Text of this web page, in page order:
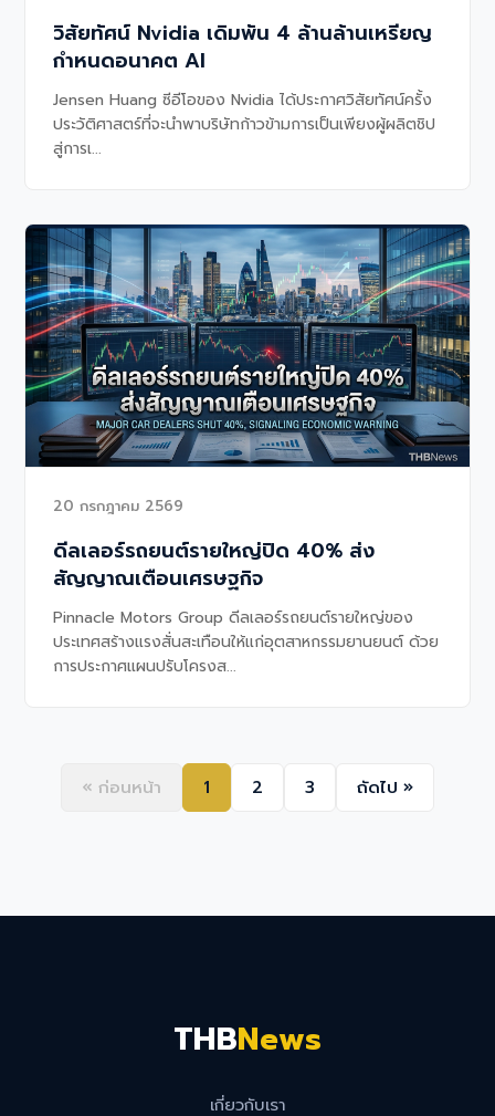
วิสัยทัศน์ Nvidia เดิมพัน 4 ล้านล้านเหรียญ
กำหนดอนาคต AI
Jensen Huang ซีอีโอของ Nvidia ได้ประกาศวิสัยทัศน์ครั้ง
ประวัติศาสตร์ที่จะนำพาบริษัทก้าวข้ามการเป็นเพียงผู้ผลิตชิป
สู่การเ...
20 กรกฎาคม 2569
ดีลเลอร์รถยนต์รายใหญ่ปิด 40% ส่ง
สัญญาณเตือนเศรษฐกิจ
Pinnacle Motors Group ดีลเลอร์รถยนต์รายใหญ่ของ
ประเทศสร้างแรงสั่นสะเทือนให้แก่อุตสาหกรรมยานยนต์ ด้วย
การประกาศแผนปรับโครงส...
« ก่อนหน้า 1 2 3 ถัดไป »
THBNews
เกี่ยวกับเรา